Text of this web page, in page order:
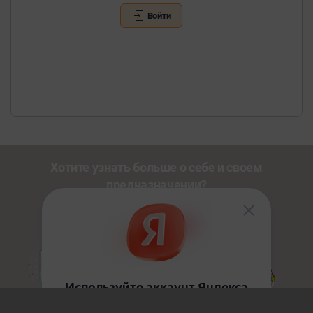
Войти
Познакомьтесь с другими нашими сервисами со
по промокоду